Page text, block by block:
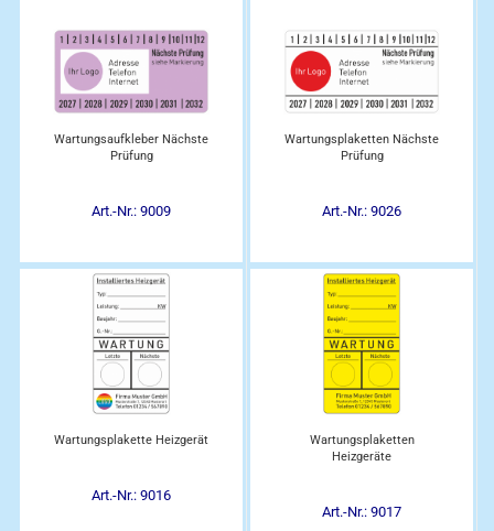
Wartungsaufkleber Nächste
Prüfung
Art.-Nr.: 9009
Wartungsplaketten Nächste
Prüfung
Art.-Nr.: 9026
Wartungsplakette Heizgerät
Art.-Nr.: 9016
Wartungsplaketten
Heizgeräte
Art.-Nr.: 9017